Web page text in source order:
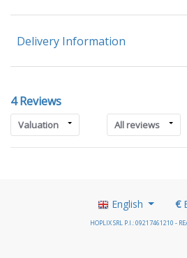
Delivery Information
4 Reviews
Valuation All reviews
English €
HOPLIX SRL P.I.: 09217461210 -